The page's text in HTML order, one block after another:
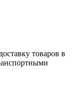
товаров в